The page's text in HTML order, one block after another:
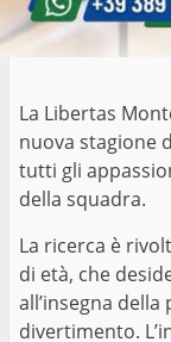
La Libertas
nuova stagione
tutti gli
della squadra.
La ricerca è
di età, che
all’insegna
divertimento.